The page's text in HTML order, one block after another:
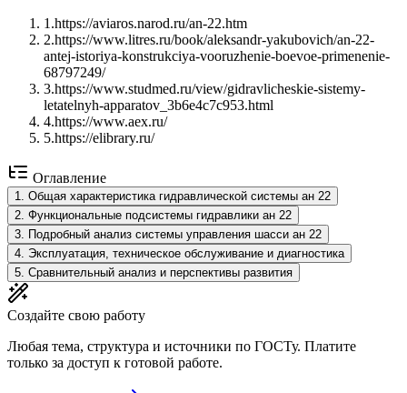
1 .https://aviaros.narod.ru/an-22.htm
2.https://www.litres.ru/book/aleksandr-yakubovich/an-22-
antej-istoriya-konstrukciya-vooruzhenie-boevoe-primenenie-
68797249/
3.https://www.studmed.ru/view/gidravlicheskie-sistemy-
letatelnyh-apparatov_3b6e4c7c953.html
4.https://www.aex.ru/
5.https://elibrary.ru/
Оглавление
1
Общая характеристика гидравлической системы ан 22
2 Функциональные подсистемы гидравлики ан 22
3
Подробный анализ системы управления шасси ан 22
4 Эксплуатация, техническое обслуживание и диагностика
5 Сравнительный анализ и перспективы развития
Создайте свою работу
Любая тема, структура и источники по ГОСТу. Платите
только за доступ к готовой работе.